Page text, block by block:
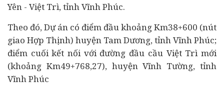
Yên - Việt Trì, tỉnh Vĩnh Phúc.
Theo đó, Dự án có điểm đầu khoảng Km38+600 (nút
giao Hợp Thịnh) huyện Tam Dương, tỉnh Vĩnh Phúc;
điểm cuối kết nối với đường đầu cầu Việt Trì mới
(khoảng Km49+768,27), huyện Vĩnh Tường, tỉnh
Vĩnh Phúc